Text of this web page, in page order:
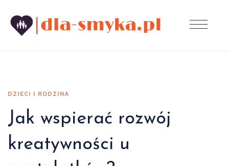
DZIECI I RODZINA
Jak wspierać rozwój
kreatywności u